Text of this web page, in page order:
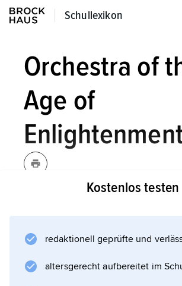
Schullexikon
Schullexikon
Orchestra of
Age of
Orchestra of the Age of
ɔv ɪnˈlaɪtnmənt],Abk.OAE,
1986 gegründetes, sich selbst
Kostenlos testen
redaktionell geprüfte und
altersgerecht aufbereitet im